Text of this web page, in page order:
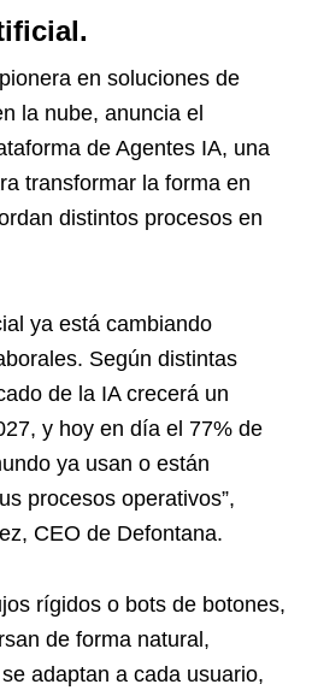
en soluciones de
la nube, anuncia el
de Agentes IA, una
transformar la forma en
distintos procesos en
ya está cambiando
Según distintas
de la IA crecerá un
y hoy en día el 77% de
ya usan o están
procesos operativos”,
CEO de Defontana.
rígidos o bots de botones,
de forma natural,
adaptan a cada usuario,